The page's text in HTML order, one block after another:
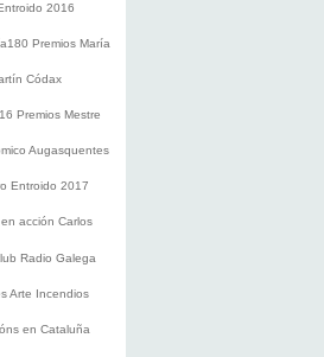
2016
Premios María
Códax
Premios Mestre
Augasquentes
Entroido 2017
acción Carlos
Radio Galega
Arte Incendios
en Cataluña